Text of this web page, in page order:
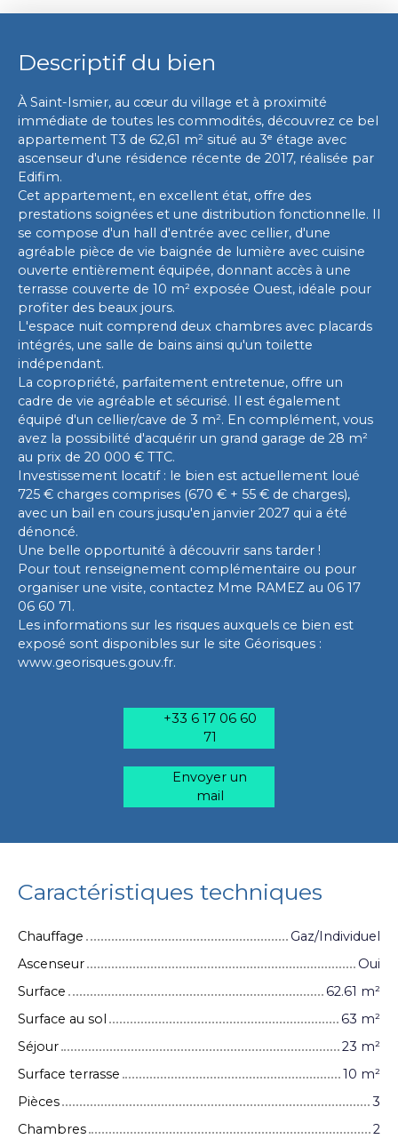
Descriptif du bien
À Saint-Ismier, au cœur du village et à proximité
immédiate de toutes les commodités, découvrez ce bel
appartement T3 de 62,61 m² situé au 3ᵉ étage avec
ascenseur d'une résidence récente de 2017, réalisée par
Edifim.
Cet appartement, en excellent état, offre des
prestations soignées et une distribution fonctionnelle. Il
se compose d'un hall d'entrée avec cellier, d'une
agréable pièce de vie baignée de lumière avec cuisine
ouverte entièrement équipée, donnant accès à une
terrasse couverte de 10 m² exposée Ouest, idéale pour
profiter des beaux jours.
L'espace nuit comprend deux chambres avec placards
intégrés, une salle de bains ainsi qu'un toilette
indépendant.
La copropriété, parfaitement entretenue, offre un
cadre de vie agréable et sécurisé. Il est également
équipé d'un cellier/cave de 3 m². En complément, vous
avez la possibilité d'acquérir un grand garage de 28 m²
au prix de 20 000 € TTC.
Investissement locatif : le bien est actuellement loué
725 € charges comprises (670 € + 55 € de charges),
avec un bail en cours jusqu'en janvier 2027 qui a été
dénoncé.
Une belle opportunité à découvrir sans tarder !
Pour tout renseignement complémentaire ou pour
organiser une visite, contactez Mme RAMEZ au 06 17
06 60 71.
Les informations sur les risques auxquels ce bien est
exposé sont disponibles sur le site Géorisques :
www.georisques.gouv.fr.
+33 6 17 06 60
71
Envoyer un
mail
Caractéristiques techniques
Chauffage
Gaz/Individuel
Ascenseur
Oui
Surface
62.61 m²
Surface au sol
63 m²
Séjour
23 m²
Surface terrasse
10 m²
Pièces
3
Chambres
2